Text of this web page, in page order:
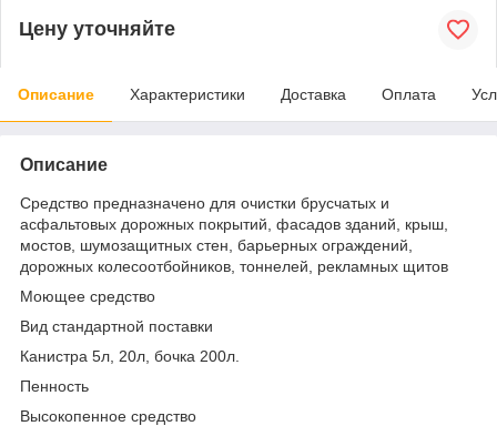
Цену уточняйте
Описание Характеристики Доставка Оплата
Описание
Средство предназначено для очистки брусчатых и
асфальтовых дорожных покрытий, фасадов зданий, крыш,
мостов, шумозащитных стен, барьерных ограждений,
дорожных колесоотбойников, тоннелей, рекламных щитов
Моющее средство
Вид стандартной поставки
Канистра 5л, 20л, бочка 200л.
Пенность
Высокопенное средство